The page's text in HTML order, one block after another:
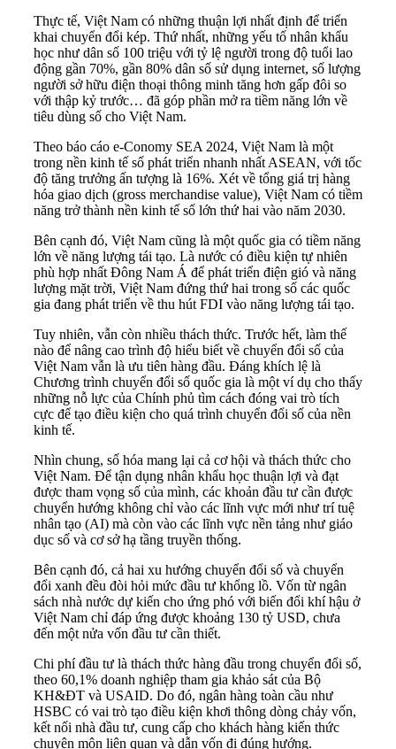
Thực tế, Việt Nam có những thuận lợi nhất định để triển
khai chuyển đổi kép. Thứ nhất, những yếu tố nhân khẩu
học như dân số 100 triệu với tỷ lệ người trong độ tuổi lao
động gần 70%, gần 80% dân số sử dụng internet, số lượng
người sở hữu điện thoại thông minh tăng hơn gấp đôi so
với thập kỷ trước… đã góp phần mở ra tiềm năng lớn về
tiêu dùng số cho Việt Nam.
Theo báo cáo e-Conomy SEA 2024, Việt Nam là một
trong nền kinh tế số phát triển nhanh nhất ASEAN, với tốc
độ tăng trưởng ấn tượng là 16%. Xét về tổng giá trị hàng
hóa giao dịch (gross merchandise value), Việt Nam có tiềm
năng trở thành nền kinh tế số lớn thứ hai vào năm 2030.
Bên cạnh đó, Việt Nam cũng là một quốc gia có tiềm năng
lớn về năng lượng tái tạo. Là nước có điều kiện tự nhiên
phù hợp nhất Đông Nam Á để phát triển điện gió và năng
lượng mặt trời, Việt Nam đứng thứ hai trong số các quốc
gia đang phát triển về thu hút FDI vào năng lượng tái tạo.
Tuy nhiên, vẫn còn nhiều thách thức. Trước hết, làm thế
nào để nâng cao trình độ hiểu biết về chuyển đổi số của
Việt Nam vẫn là ưu tiên hàng đầu. Đáng khích lệ là
Chương trình chuyển đổi số quốc gia là một ví dụ cho thấy
những nỗ lực của Chính phủ tìm cách đóng vai trò tích
cực để tạo điều kiện cho quá trình chuyển đổi số của nền
kinh tế.
Nhìn chung, số hóa mang lại cả cơ hội và thách thức cho
Việt Nam. Để tận dụng nhân khẩu học thuận lợi và đạt
được tham vọng số của mình, các khoản đầu tư cần được
chuyển hướng không chỉ vào các lĩnh vực mới như trí tuệ
nhân tạo (AI) mà còn vào các lĩnh vực nền tảng như giáo
dục số và cơ sở hạ tầng truyền thống.
Bên cạnh đó, cả hai xu hướng chuyển đổi số và chuyển
đổi xanh đều đòi hỏi mức đầu tư khổng lồ. Vốn từ ngân
sách nhà nước dự kiến cho ứng phó với biến đổi khí hậu ở
Việt Nam chỉ đáp ứng được khoảng 130 tỷ USD, chưa
đến một nửa vốn đầu tư cần thiết.
Chi phí đầu tư là thách thức hàng đầu trong chuyển đổi số,
theo 60,1% doanh nghiệp tham gia khảo sát của Bộ
KH&ĐT và USAID. Do đó, ngân hàng toàn cầu như
HSBC có vai trò tạo điều kiện khơi thông dòng chảy vốn,
kết nối nhà đầu tư, cung cấp cho khách hàng kiến thức
chuyên môn liên quan và dẫn vốn đi đúng hướng.